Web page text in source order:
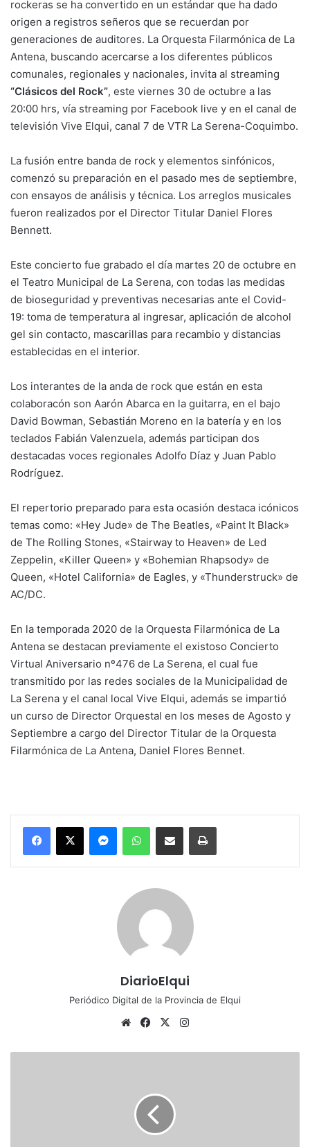
rockeras se ha convertido en un estándar que ha dado
origen a registros señeros que se recuerdan por
generaciones de auditores. La Orquesta Filarmónica de La
Antena, buscando acercarse a los diferentes públicos
comunales, regionales y nacionales, invita al streaming
“Clásicos del Rock”, este viernes 30 de octubre a las
20:00 hrs, vía streaming por Facebook live y en el canal de
televisión Vive Elqui, canal 7 de VTR La Serena-Coquimbo.
La fusión entre banda de rock y elementos sinfónicos,
comenzó su preparación en el pasado mes de septiembre,
con ensayos de análisis y técnica. Los arreglos musicales
fueron realizados por el Director Titular Daniel Flores
Bennett.
Este concierto fue grabado el día martes 20 de octubre en
el Teatro Municipal de La Serena, con todas las medidas
de bioseguridad y preventivas necesarias ante el Covid-
19: toma de temperatura al ingresar, aplicación de alcohol
gel sin contacto, mascarillas para recambio y distancias
establecidas en el interior.
Los interantes de la anda de rock que están en esta
colaboracón son Aarón Abarca en la guitarra, en el bajo
David Bowman, Sebastián Moreno en la batería y en los
teclados Fabián Valenzuela, además participan dos
destacadas voces regionales Adolfo Díaz y Juan Pablo
Rodríguez.
El repertorio preparado para esta ocasión destaca icónicos
temas como: «Hey Jude» de The Beatles, «Paint It Black»
de The Rolling Stones, «Stairway to Heaven» de Led
Zeppelin, «Killer Queen» y «Bohemian Rhapsody» de
Queen, «Hotel California» de Eagles, y «Thunderstruck» de
AC/DC.
En la temporada 2020 de la Orquesta Filarmónica de La
Antena se destacan previamente el existoso Concierto
Virtual Aniversario nº476 de La Serena, el cual fue
transmitido por las redes sociales de la Municipalidad de
La Serena y el canal local Vive Elqui, además se impartió
un curso de Director Orquestal en los meses de Agosto y
Septiembre a cargo del Director Titular de la Orquesta
Filarmónica de La Antena, Daniel Flores Bennet.
MessengerWhatsAppCompartir por correo electrónicoImprimir
DiarioElqui
Periódico Digital de la Provincia de Elqui
Sitio
Facebook
X